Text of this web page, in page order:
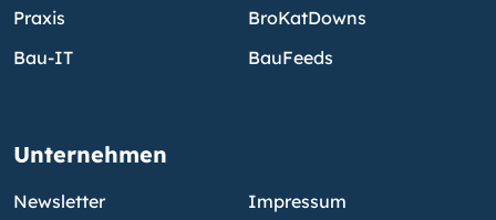
Praxis
Bau-IT
BroKatDowns
BauFeeds
Unternehmen
Newsletter Impressum